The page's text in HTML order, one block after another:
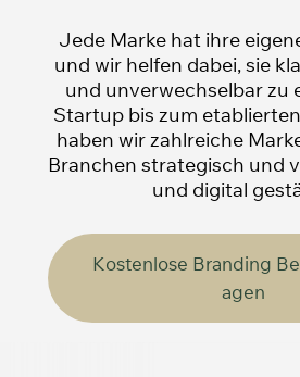
Jede Marke hat ihre
und wir helfen dabei, sie
und unverwechselbar zu
Startup bis zum
haben wir zahlreiche
Branchen strategisch und
und digital
Kostenlose Branding Be
agen